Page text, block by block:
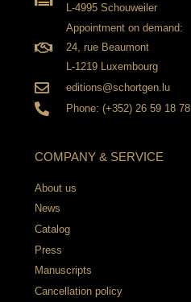
L-4995 Schouweiler
Appointment on demand:
24, rue Beaumont
L-1219 Luxembourg
editions@schortgen.lu
Phone: (+352) 26 59 18 78
COMPANY & SERVICE
About us
News
Catalog
Press
Manuscripts
Cancellation policy